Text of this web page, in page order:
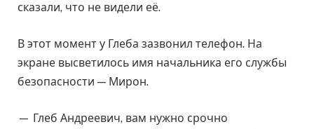
сказали, что не видели её.
В этот момент у Глеба зазвонил телефон. На
экране высветилось имя начальника его службы
безопасности — Мирон.
— Глеб Андреевич, вам нужно срочно